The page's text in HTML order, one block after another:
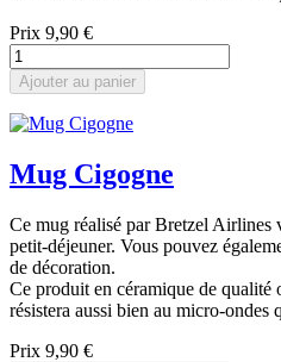
Prix 9,90 €
Ajouter au panier
Mug Cigogne
Ce mug réalisé par Bretzel Airlines
petit-déjeuner. Vous pouvez
de décoration.
Ce produit en céramique de qualité
résistera aussi bien au micro-ondes
Prix 9,90 €